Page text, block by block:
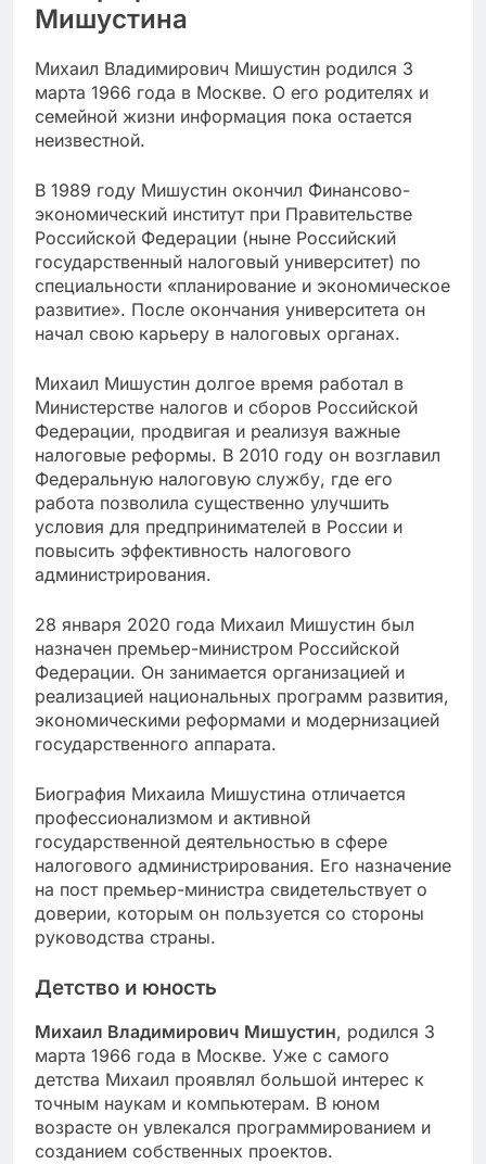
Мишустина
Михаил Владимирович Мишустин родился 3
марта 1966 года в Москве. О его родителях и
семейной жизни информация пока остается
неизвестной.
В 1989 году Мишустин окончил Финансово-
экономический институт при Правительстве
Российской Федерации (ныне Российский
государственный налоговый университет) по
специальности «планирование и экономическое
развитие». После окончания университета он
начал свою карьеру в налоговых органах.
Михаил Мишустин долгое время работал в
Министерстве налогов и сборов Российской
Федерации, продвигая и реализуя важные
налоговые реформы. В 2010 году он возглавил
Федеральную налоговую службу, где его
работа позволила существенно улучшить
условия для предпринимателей в России и
повысить эффективность налогового
администрирования.
28 января 2020 года Михаил Мишустин был
назначен премьер-министром Российской
Федерации. Он занимается организацией и
реализацией национальных программ развития,
экономическими реформами и модернизацией
государственного аппарата.
Биография Михаила Мишустина отличается
профессионализмом и активной
государственной деятельностью в сфере
налогового администрирования. Его назначение
на пост премьер-министра свидетельствует о
доверии, которым он пользуется со стороны
руководства страны.
Детство и юность
Михаил Владимирович Мишустин, родился 3
марта 1966 года в Москве. Уже с самого
детства Михаил проявлял большой интерес к
точным наукам и компьютерам. В юном
возрасте он увлекался программированием и
созданием собственных проектов.